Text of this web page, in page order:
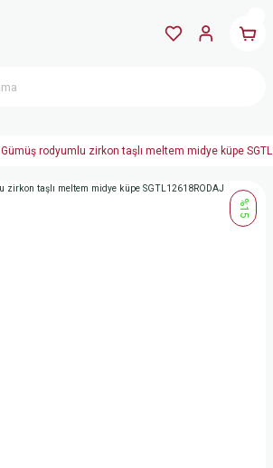
Gümüş rodyumlu zirkon taşlı meltem midye küpe
%15